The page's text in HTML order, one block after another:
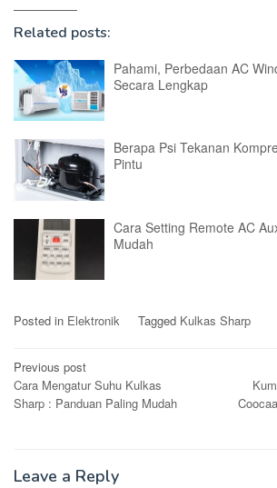
Related posts:
Pahami, Perbedaan AC
Secara Lengkap
Berapa Psi Tekanan
Pintu
Cara Setting Remote AC
Mudah
Posted in Elektronik Tagged Kulkas Sharp
Post
navigation
Previous post
Cara Mengatur Suhu Kulkas
Sharp : Panduan Paling Mudah
Leave a Reply